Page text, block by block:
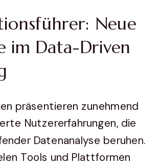
Neue
im Data-Driven
präsentieren zunehmend
Nutzererfahrungen, die
Datenanalyse beruhen.
Tools und Plattformen